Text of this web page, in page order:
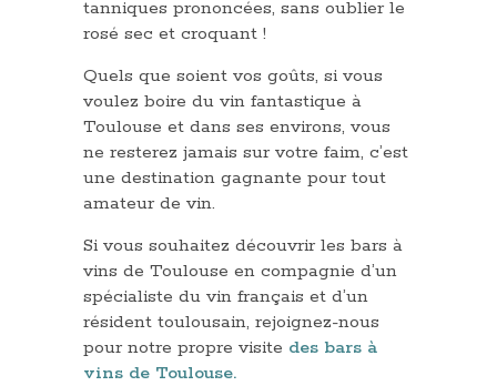
tanniques prononcées, sans oublier le
rosé sec et croquant !
Quels que soient vos goûts, si vous
voulez boire du vin fantastique à
Toulouse et dans ses environs, vous
ne resterez jamais sur votre faim, c’est
une destination gagnante pour tout
amateur de vin.
Si vous souhaitez découvrir les bars à
vins de Toulouse en compagnie d’un
spécialiste du vin français et d’un
résident toulousain, rejoignez-nous
pour notre propre visite des bars à
vins de Toulouse.